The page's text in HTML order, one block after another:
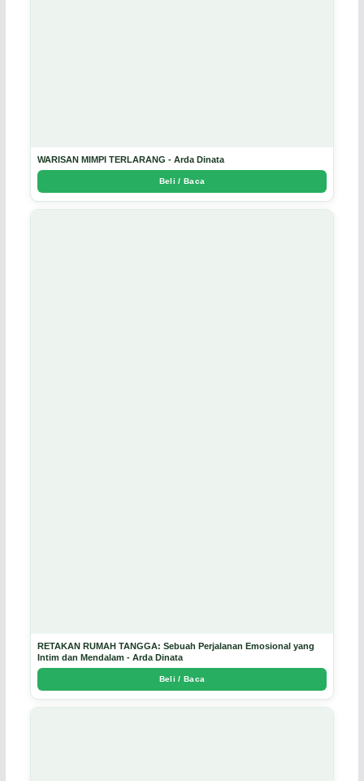
WARISAN MIMPI TERLARANG - Arda Dinata
Beli / Baca
RETAKAN RUMAH TANGGA: Sebuah Perjalanan Emosional yang
Intim dan Mendalam - Arda Dinata
Beli / Baca